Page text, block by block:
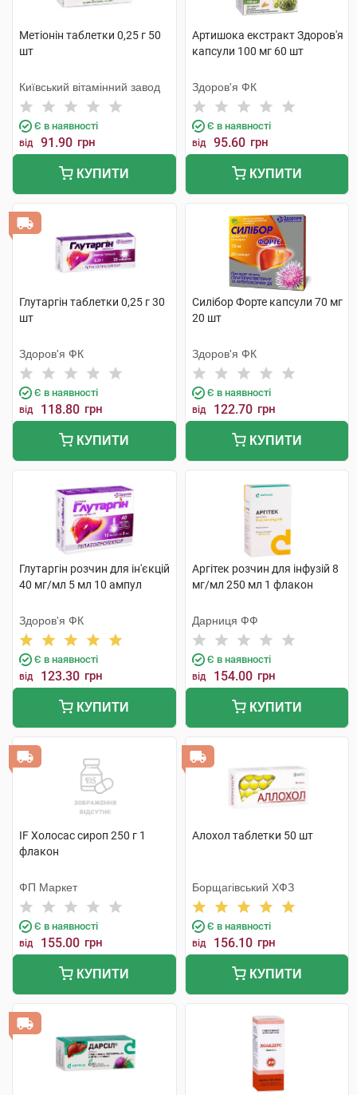
Метіонін таблетки 0,25 г 50
шт
Київський вітамінний завод
Є в наявності
від 91.90 грн
КУПИТИ
Артишока екстракт Здоров'я
капсули 100 мг 60 шт
Здоров'я ФК
Є в наявності
від 95.60 грн
КУПИТИ
Глутаргін таблетки 0,25 г 30
шт
Здоров'я ФК
Є в наявності
від 118.80 грн
КУПИТИ
Силібор Форте капсули 70 мг
20 шт
Здоров'я ФК
Є в наявності
від 122.70 грн
КУПИТИ
Глутаргін розчин для ін'єкцій
40 мг/мл 5 мл 10 ампул
Здоров'я ФК
Є в наявності
від 123.30 грн
КУПИТИ
Аргітек розчин для інфузій 8
мг/мл 250 мл 1 флакон
Дарниця ФФ
Є в наявності
від 154.00 грн
КУПИТИ
IF Холосас сироп 250 г 1
флакон
ФП Маркет
Є в наявності
від 155.00 грн
КУПИТИ
Алохол таблетки 50 шт
Борщагівський ХФЗ
Є в наявності
від 156.10 грн
КУПИТИ